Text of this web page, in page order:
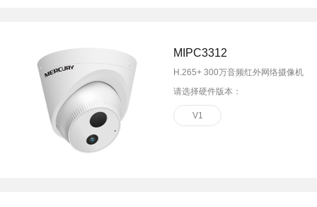
MIPC3312
H.265+ 300万音频红外网络摄像机
请选择硬件版本：
V1